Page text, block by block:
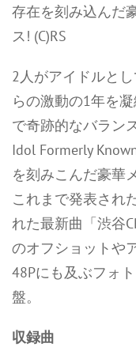
存在を刻み込んだ
ス! (C)RS
2人がアイドルと
らの激動の1年を
で奇跡的なバラン
Idol Formerly
を刻みこんだ豪華
これまで発表され
れた最新曲「渋谷
のオフショットや
48Pにも及ぶフォ
盤。
収録曲